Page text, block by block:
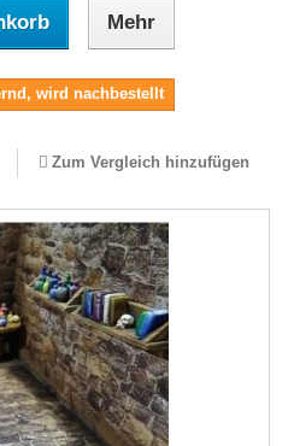
Mehr
wird nachbestellt
Zum Vergleich hinzufügen